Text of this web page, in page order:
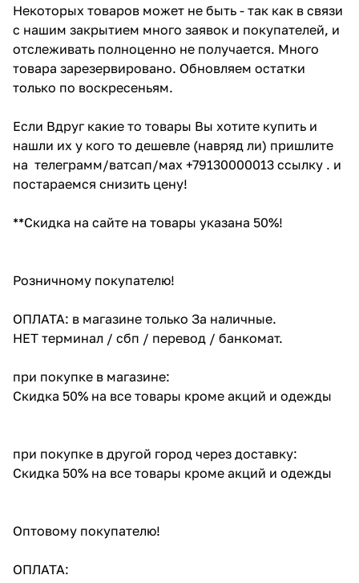
Некоторых товаров может не быть - так как в связи
с нашим закрытием много заявок и покупателей, и
отслеживать полноценно не получается. Много
товара зарезервировано. Обновляем остатки
только по воскресеньям.
Если Вдруг какие то товары Вы хотите купить и
нашли их у кого то дешевле (навряд ли) пришлите
на телеграмм/ватсап/мах +79130000013 ссылку . и
постараемся снизить цену!
**Скидка на сайте на товары указана 50%!
Розничному покупателю!
ОПЛАТА: в магазине только За наличные.
НЕТ терминал / сбп / перевод / банкомат.
при покупке в магазине:
Скидка 50% на все товары кроме акций и одежды
при покупке в другой город через доставку:
Скидка 50% на все товары кроме акций и одежды
Оптовому покупателю!
ОПЛАТА: